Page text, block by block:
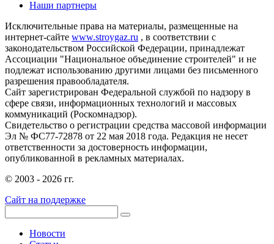
Наши партнеры
Исключительные права на материалы, размещенные на
интернет-сайте www.stroygaz.ru , в соответствии с
законодательством Российской Федерации, принадлежат
Ассоциации "Национальное объединение строителей" и не
подлежат использованию другими лицами без письменного
разрешения правообладателя.
Сайт зарегистрирован Федеральной службой по надзору в
сфере связи, информационных технологий и массовых
коммуникаций (Роскомнадзор).
Свидетельство о регистрации средства массовой информации
Эл № ФС77-72878 от 22 мая 2018 года. Редакция не несет
ответственности за достоверность информации,
опубликованной в рекламных материалах.
© 2003 - 2026 гг.
Сайт на поддержке
Новости